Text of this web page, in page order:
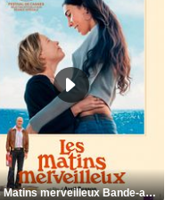
Les Matins merveilleux Bande-annonce VF